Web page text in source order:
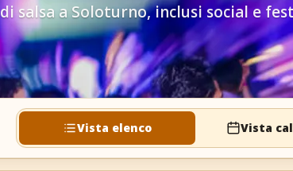
salsa a Soloturno, inclusi social e
Vista elenco Vista